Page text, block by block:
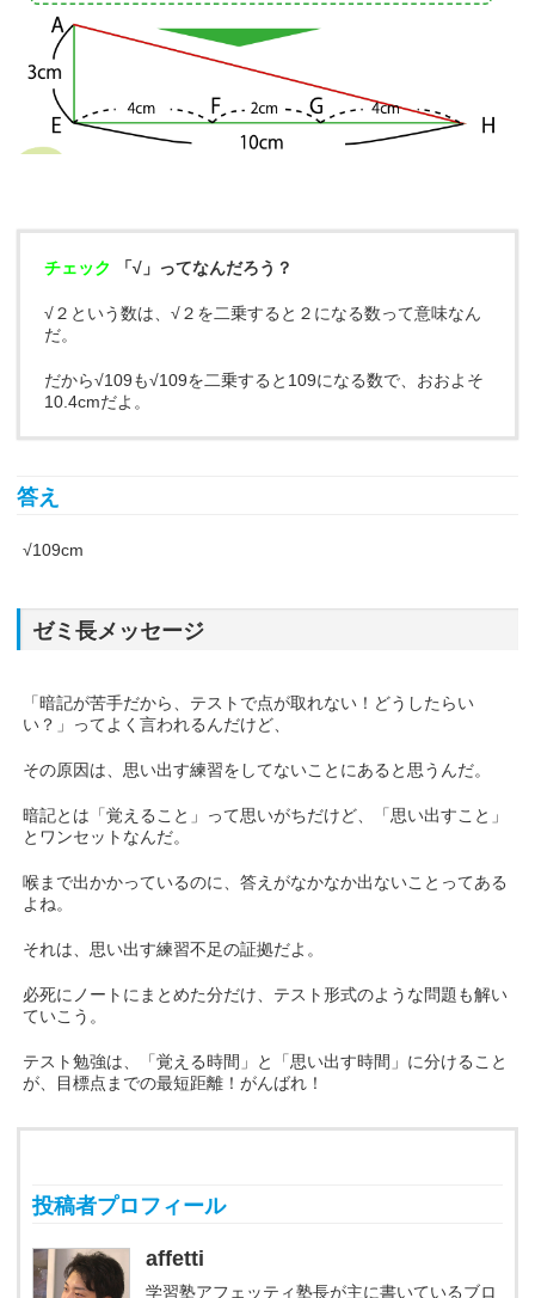
チェック 「√」ってなんだろう？
√２という数は、√２を二乗すると２になる数って意味なん
だ。
だから√109も√109を二乗すると109になる数で、おおよそ
10.4cmだよ。
答え
√109cm
ゼミ長メッセージ
「暗記が苦手だから、テストで点が取れない！どうしたらい
い？」ってよく言われるんだけど、
その原因は、思い出す練習をしてないことにあると思うんだ。
暗記とは「覚えること」って思いがちだけど、「思い出すこと」
とワンセットなんだ。
喉まで出かかっているのに、答えがなかなか出ないことってある
よね。
それは、思い出す練習不足の証拠だよ。
必死にノートにまとめた分だけ、テスト形式のような問題も解い
ていこう。
テスト勉強は、「覚える時間」と「思い出す時間」に分けること
が、目標点までの最短距離！がんばれ！
投稿者プロフィール
affetti
学習塾アフェッティ塾長が主に書いているブロ